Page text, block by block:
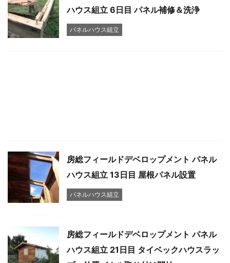
ハウス組立 6日目 パネル補修＆洗浄
パネルハウス組立
房総フィールドデベロップメント パネル
ハウス組立 13日目 屋根パネル設置
パネルハウス組立
房総フィールドデベロップメント パネル
ハウス組立 21日目 タイベックハウスラッ